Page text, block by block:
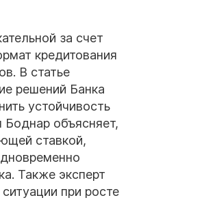
за счет
кредитования
В статье
решений Банка
устойчивость
объясняет,
ставкой,
Также эксперт
при росте